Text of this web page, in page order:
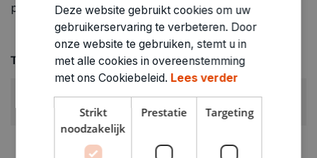
pagina's Afmetingen ‏ : ‎ 21.4 x 0.9 x 27.4 cm
Technische specificaties
Boeken Nederlandstalig
Deze website gebruikt cookies om uw
gebruikerservaring te verbeteren. Door
onze website te gebruiken, stemt u in
met alle cookies in overeenstemming
met ons Cookiebeleid. Lees verder
Strikt
noodzakelijk
Prestatie Targeting